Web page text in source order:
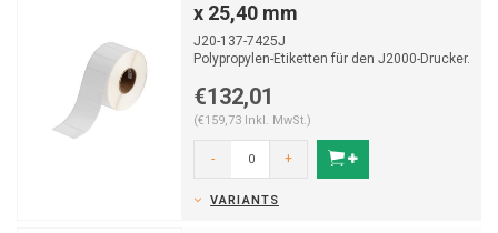
x 25,40 mm
J20-137-7425J
Polypropylen-Etiketten für den J2000-Drucker.
Rol...
€132,01
(€159,73 Inkl. MwSt.)
- +
VARIANTS